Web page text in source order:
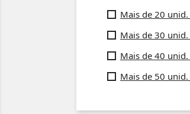
Mais de 20 unid.
Mais de 30 unid.
Mais de 40 unid.
Mais de 50 unid.